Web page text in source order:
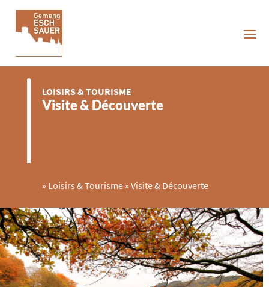
LOISIRS & TOURISME
Visite & Découverte
» Loisirs & Tourisme » Visite & Découverte